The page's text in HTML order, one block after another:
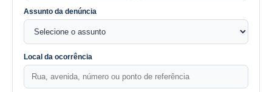
Assunto da denúncia
Local da ocorrência